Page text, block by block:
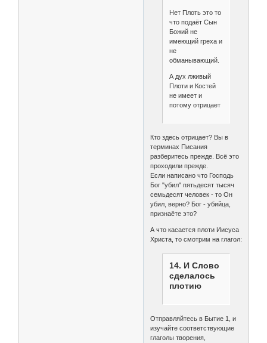
Нет Плоть это то
что подаёт Сын
Божий не
имеющий греха и
не
обманывающий.
А дух лживый
Плоти и Костей
не имеет и
потому отрицает
Кто здесь отрицает? Вы в
терминах Писания
разберитесь прежде. Всё это
проходили прежде.
Если написано что Господь
Бог "убил" пятьдесят тысяч
семьдесят человек - то Он
убил, верно? Бог - убийца,
признаёте это?
А что касается плоти Иисуса
Христа, то смотрим на глагол:
14. И Слово
сделалось
плотию
Отправляйтесь в Бытие 1, и
изучайте соответствующие
глаголы творения,